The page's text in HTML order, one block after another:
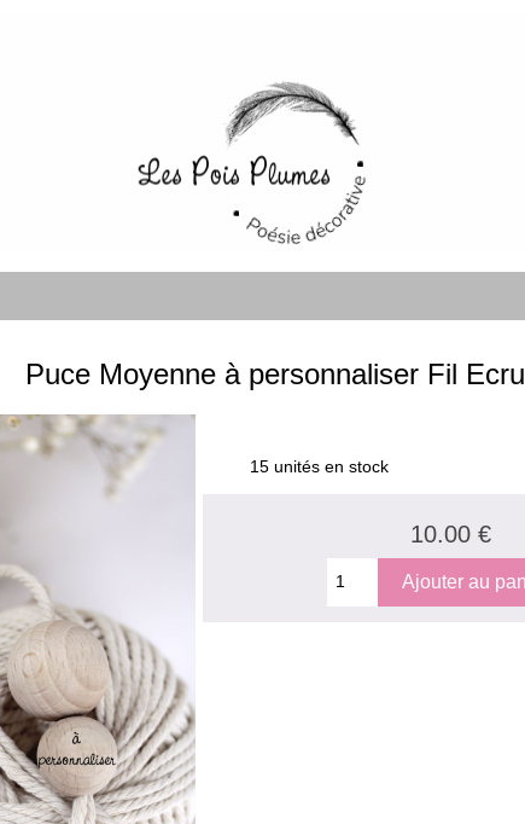
Puce Moyenne à personnaliser Fil Ecru
15 unités en stock
10.00 €